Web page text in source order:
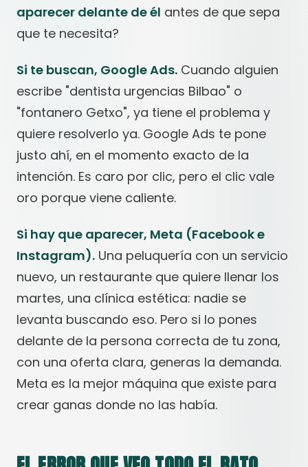
aparecer delante de él antes de que sepa
que te necesita?
Si te buscan, Google Ads. Cuando alguien
escribe "dentista urgencias Bilbao" o
"fontanero Getxo", ya tiene el problema y
quiere resolverlo ya. Google Ads te pone
justo ahí, en el momento exacto de la
intención. Es caro por clic, pero el clic vale
oro porque viene caliente.
Si hay que aparecer, Meta (Facebook e
Instagram). Una peluquería con un servicio
nuevo, un restaurante que quiere llenar los
martes, una clínica estética: nadie se
levanta buscando eso. Pero si lo pones
delante de la persona correcta de tu zona,
con una oferta clara, generas la demanda.
Meta es la mejor máquina que existe para
crear ganas donde no las había.